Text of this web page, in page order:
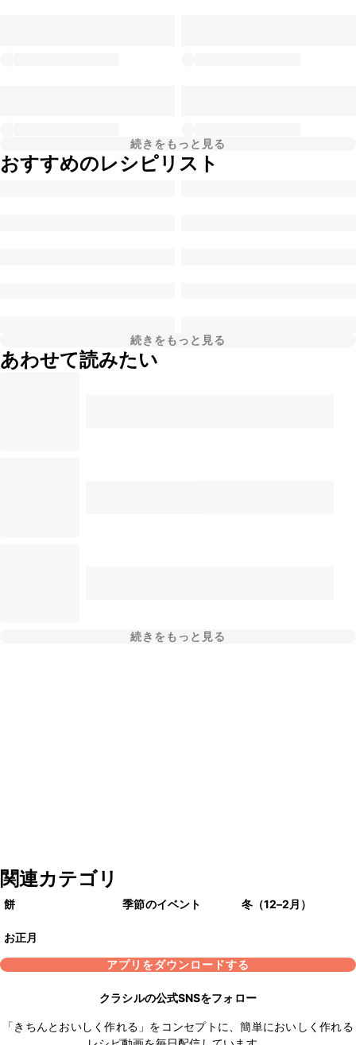
続きをもっと見る
おすすめのレシピリスト
続きをもっと見る
あわせて読みたい
続きをもっと見る
関連カテゴリ
餅 季節のイベント 冬（12–2月）
お正月
アプリをダウンロードする
クラシルの公式SNSをフォロー
「きちんとおいしく作れる」をコンセプトに、簡単においしく作れる